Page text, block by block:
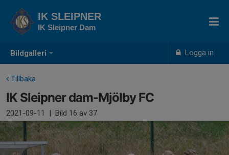
Bildgalleri Logga in
IK SLEIPNER
IK Sleipner Dam
Tillbaka
IK Sleipner dam-Mjölby FC
2021-09-11 | Bild 16 av 37